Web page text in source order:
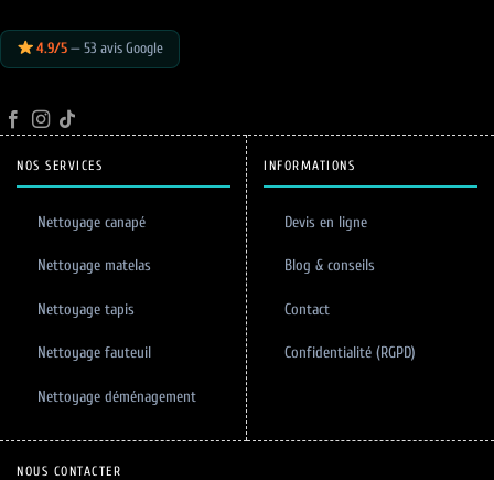
4.9/5— 53 avis Google
NOS SERVICES
Nettoyage canapé
Nettoyage matelas
Nettoyage tapis
Nettoyage fauteuil
Nettoyage déménagement
INFORMATIONS
Devis en ligne
Blog & conseils
Contact
Confidentialité (RGPD)
NOUS CONTACTER